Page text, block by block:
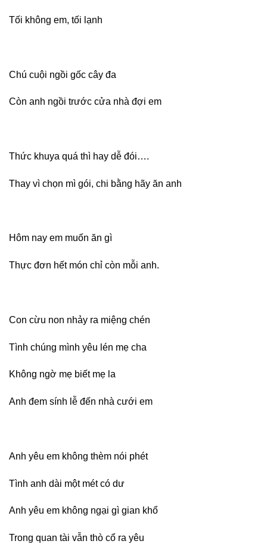
Tối không em, tối lạnh
Chú cuội ngồi gốc cây đa
Còn anh ngồi trước cửa nhà đợi em
Thức khuya quá thì hay dễ đói….
Thay vì chọn mì gói, chi bằng hãy ăn anh
Hôm nay em muốn ăn gì
Thực đơn hết món chỉ còn mỗi anh.
Con cừu non nhảy ra miệng chén
Tình chúng mình yêu lén mẹ cha
Không ngờ mẹ biết mẹ la
Anh đem sính lễ đến nhà cưới em
Anh yêu em không thèm nói phét
Tình anh dài một mét có dư
Anh yêu em không ngại gì gian khổ
Trong quan tài vẫn thò cổ ra yêu